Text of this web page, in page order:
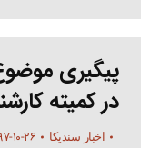
پیگیری
در کمیته
اخبار سندیکا ۱۳۹۷-